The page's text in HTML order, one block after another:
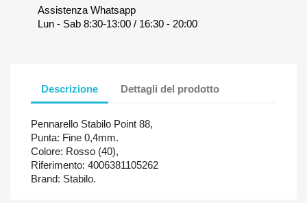
Assistenza Whatsapp
Lun - Sab 8:30-13:00 / 16:30 - 20:00
Descrizione Dettagli del prodotto
Pennarello Stabilo Point 88,
Punta: Fine 0,4mm.
Colore: Rosso (40),
Riferimento: 4006381105262
Brand: Stabilo.